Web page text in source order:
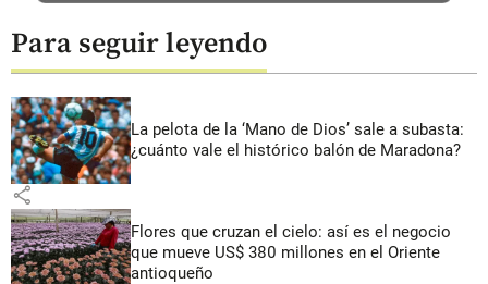
Para seguir leyendo
La pelota de la ‘Mano de Dios’ sale a subasta:
¿cuánto vale el histórico balón de Maradona?
share
Flores que cruzan el cielo: así es el negocio
que mueve US$ 380 millones en el Oriente
antioqueño